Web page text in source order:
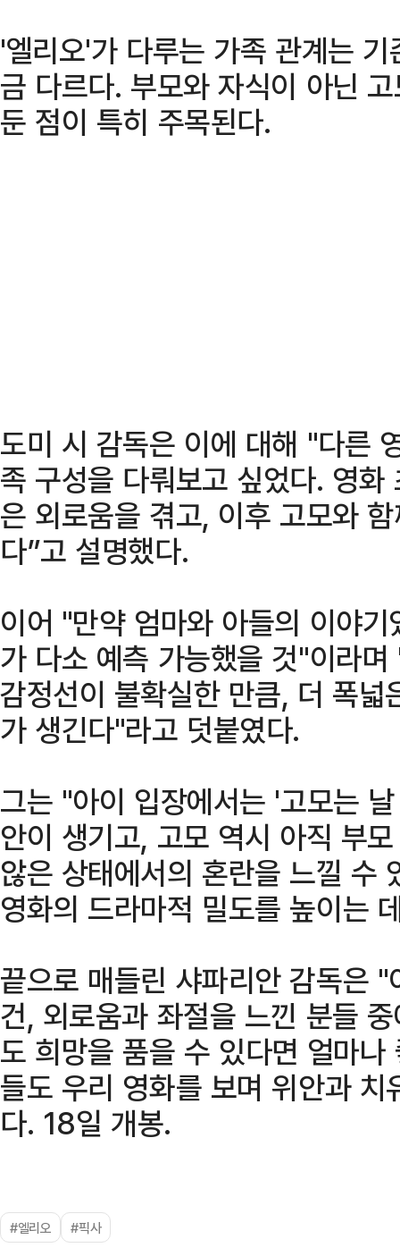
'엘리오'가 다루는 가족 관계는
금 다르다. 부모와 자식이 아닌
둔 점이 특히 주목된다.
도미 시 감독은 이에 대해 "다른
족 구성을 다뤄보고 싶었다. 영
은 외로움을 겪고, 이후 고모와
다”고 설명했다.
이어 "만약 엄마와 아들의 이야
가 다소 예측 가능했을 것"이라
감정선이 불확실한 만큼, 더 폭
가 생긴다"라고 덧붙였다.
그는 "아이 입장에서는 '고모는
안이 생기고, 고모 역시 아직 부
않은 상태에서의 혼란을 느낄 수
영화의 드라마적 밀도를 높이는
끝으로 매들린 샤파리안 감독은
건, 외로움과 좌절을 느낀 분들
도 희망을 품을 수 있다면 얼마
들도 우리 영화를 보며 위안과
다. 18일 개봉.
#엘리오 #픽사